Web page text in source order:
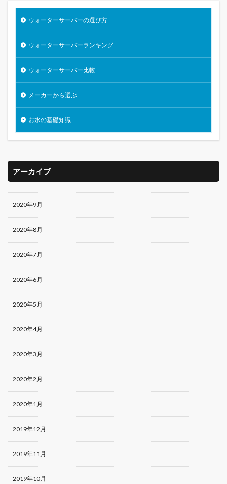
ウォーターサーバーの選び方
ウォーターサーバーランキング
ウォーターサーバー比較
メーカーから選ぶ
お水の基礎知識
アーカイブ
2020年9月
2020年8月
2020年7月
2020年6月
2020年5月
2020年4月
2020年3月
2020年2月
2020年1月
2019年12月
2019年11月
2019年10月